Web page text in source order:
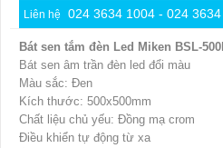
Liên hệ 024 3634 1004 - 024
Bát sen tắm đèn Led Miken BSL-
Bát sen âm trần đèn led đổi màu
Màu sắc: Đen
Kích thước: 500x500mm
Chất liệu chủ yếu: Đồng mạ crom
Điều khiển tự động từ xa